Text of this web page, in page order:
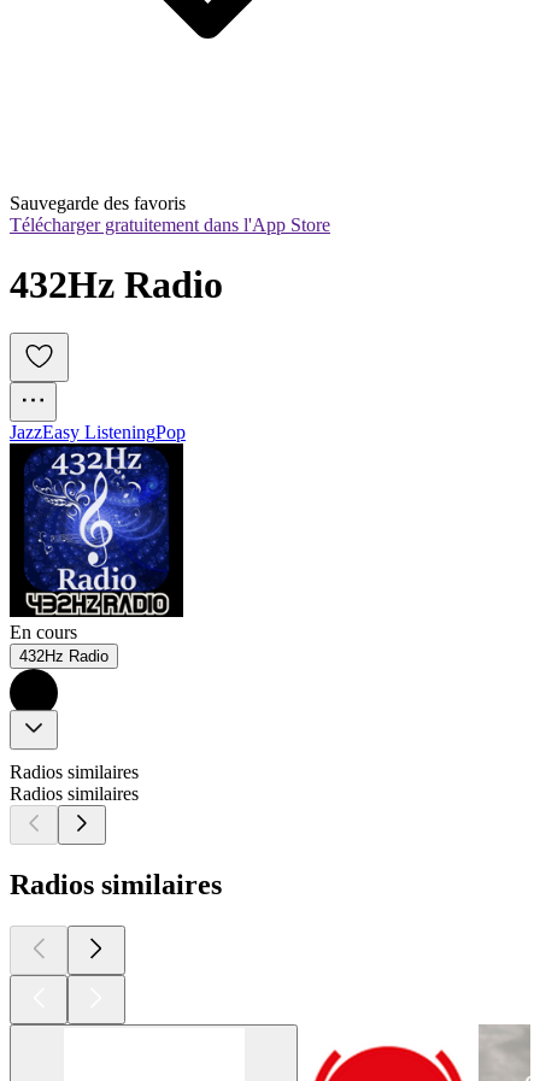
Sauvegarde des favoris
Télécharger gratuitement dans l'App Store
JazzEasy ListeningPop
En cours
432Hz Radio
Radios similaires
Radios similaires
Radios similaires